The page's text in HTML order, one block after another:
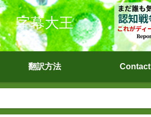
字幕大王
翻訳方法 Contact